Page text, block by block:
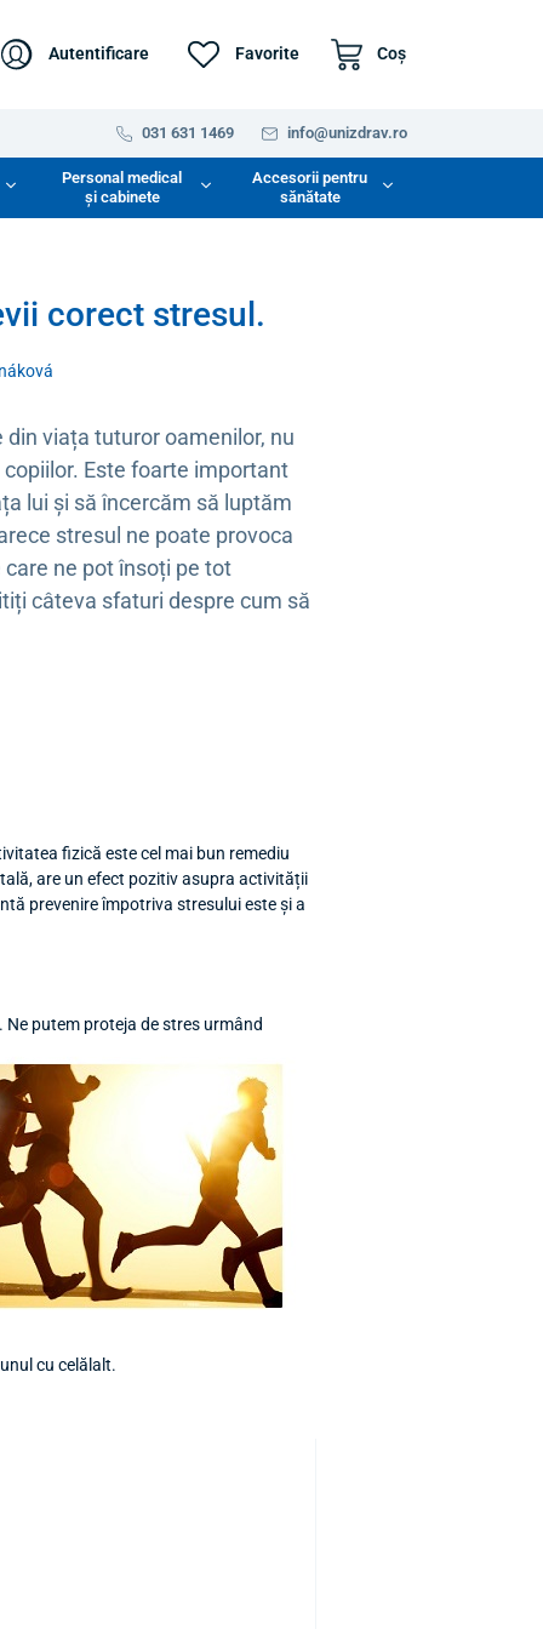
Autentificare Favorite Coş
031 631 1469 info@unizdrav.ro
Personal medical
și cabinete
Accesorii pentru
sănătate
corect stresul.
viața tuturor oamenilor, nu
Este foarte important
lui și să încercăm să luptăm
stresul ne poate provoca
ne pot însoți pe tot
câteva sfaturi despre cum să
fizică este cel mai bun remediu
are un efect pozitiv asupra activității
prevenire împotriva stresului este și a
putem proteja de stres urmând
cu celălalt.